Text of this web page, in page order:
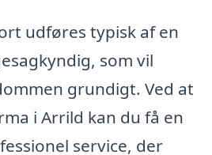
udføres typisk af en
som vil
grundigt. Ved at
i Arrild kan du få en
service, der